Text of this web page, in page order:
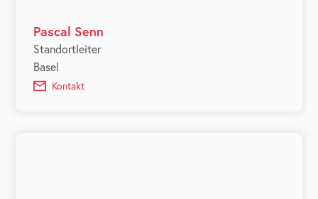
Pascal Senn
Standortleiter
Basel
Kontakt